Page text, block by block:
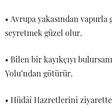
• Avrupa yakasından vapurla
seyretmek güzel olur.
• Bilen bir kayıkçıyı
Yolu’ndan götürür.
• Hüdâî Hazretlerini